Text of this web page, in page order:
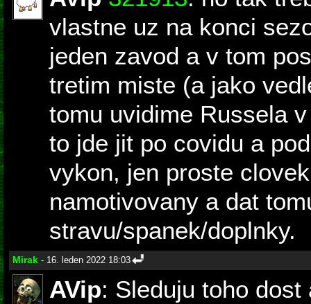
vlastne uz na konci
jeden zavod a v tom
tretim miste (a jako
tomu uvidime Russela
to jde jit po covidu a
vykon, jen proste
namotivovany a dat
stravu/spanek/doplnky.
Mirak - 16. leden 2022 18:03
AVip: Sleduju toho